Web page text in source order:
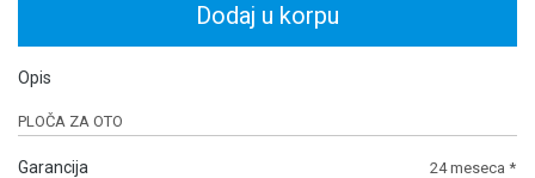
Dodaj u korpu
Opis
PLOČA ZA OTO
Garancija 24 meseca *